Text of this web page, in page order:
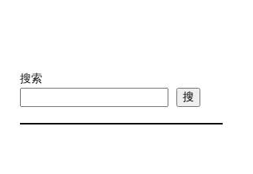
搜索
搜